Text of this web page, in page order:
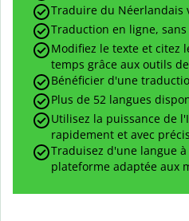
Traduire du Néerlandais
Traduction en ligne,
Modifiez le texte et citez
temps grâce aux outils
Bénéficier d'une
Plus de 52 langues
Utilisez la puissance de
rapidement et avec
Traduisez d'une langue
plateforme adaptée aux